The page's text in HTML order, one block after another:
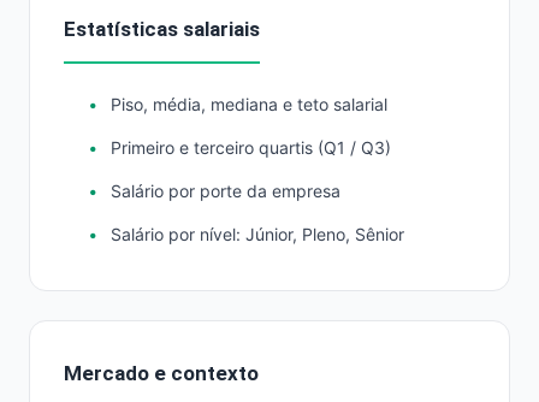
Estatísticas salariais
Piso, média, mediana e teto salarial
Primeiro e terceiro quartis (Q1 / Q3)
Salário por porte da empresa
Salário por nível: Júnior, Pleno, Sênior
Mercado e contexto